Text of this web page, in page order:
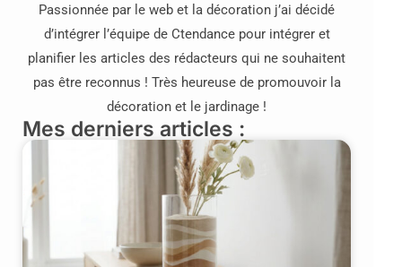
Passionnée par le web et la décoration j’ai décidé
d’intégrer l’équipe de Ctendance pour intégrer et
planifier les articles des rédacteurs qui ne souhaitent
pas être reconnus ! Très heureuse de promouvoir la
décoration et le jardinage !
Mes derniers articles :